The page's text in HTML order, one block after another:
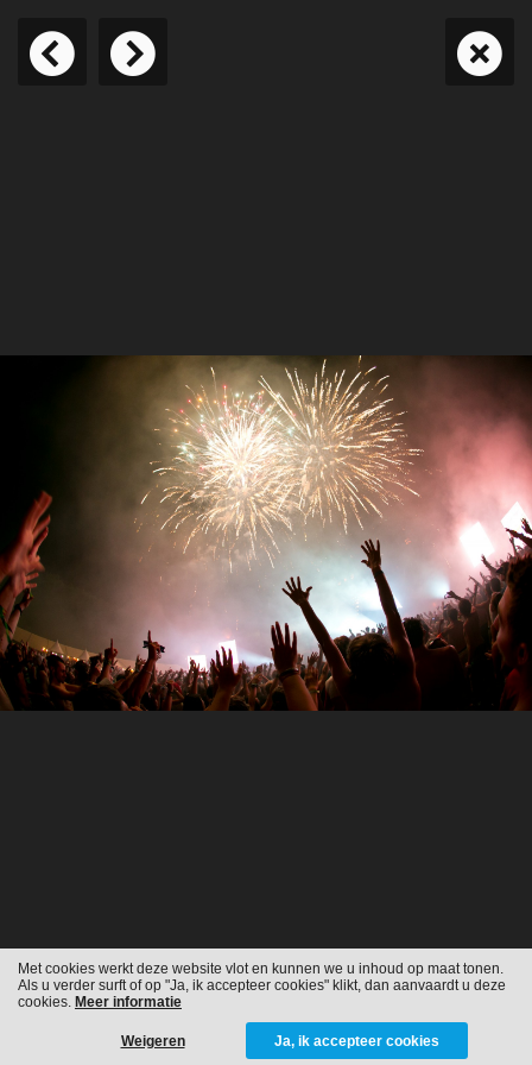
Met cookies werkt deze website vlot en kunnen we u inhoud op maat tonen.
Als u verder surft of op "Ja, ik accepteer cookies" klikt, dan aanvaardt u deze
cookies. Meer informatie
Weigeren Ja, ik accepteer cookies